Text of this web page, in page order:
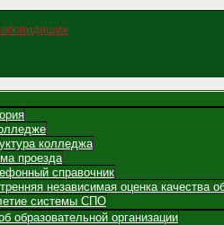
колледжа
проезда
справочник
независимая оценка качества
системы СПО
образовательной организации